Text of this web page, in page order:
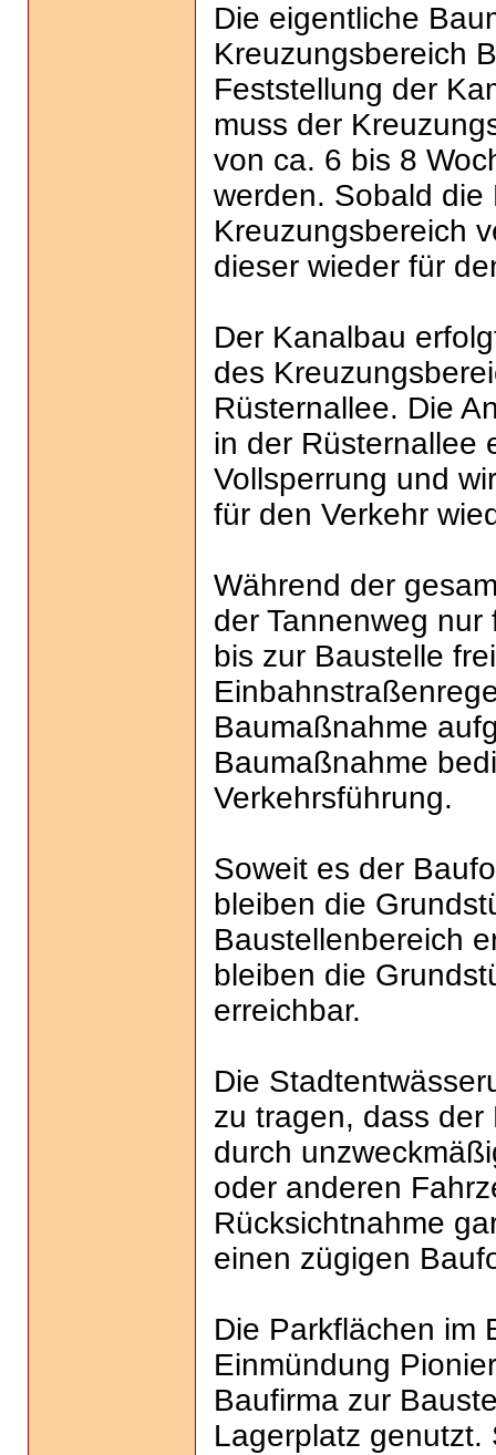
Die eigentliche
Kreuzungsbereich
Feststellung der
muss der
von ca. 6 bis 8
werden. Sobald
Kreuzungsbereich
dieser wieder für
Der Kanalbau
des
Rüsternallee. Die
in der Rüsternallee
Vollsperrung und
für den Verkehr
Während der
der Tannenweg
bis zur Baustelle
Baumaßnahme
Baumaßnahme
Verkehrsführung.
Soweit es der
bleiben die
Baustellenbereich
bleiben die
erreichbar.
Die
zu tragen, dass
durch
oder anderen
Rücksichtnahme
einen zügigen
Die Parkflächen im
Einmündung
Baufirma zur
Lagerplatz genutzt.